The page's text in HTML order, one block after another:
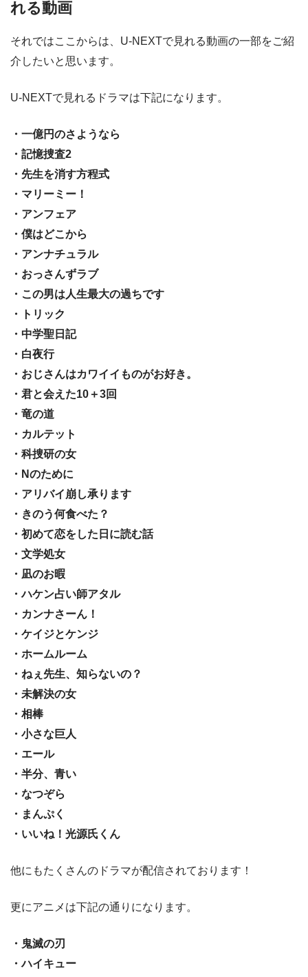
れる動画
それではここからは、U-NEXTで見れる動画の一部をご紹
介したいと思います。
U-NEXTで見れるドラマは下記になります。
・一億円のさようなら
・記憶捜査2
・先生を消す方程式
・マリーミー！
・アンフェア
・僕はどこから
・アンナチュラル
・おっさんずラブ
・この男は人生最大の過ちです
・トリック
・中学聖日記
・白夜行
・おじさんはカワイイものがお好き。
・君と会えた10＋3回
・竜の道
・カルテット
・科捜研の女
・Nのために
・アリバイ崩し承ります
・きのう何食べた？
・初めて恋をした日に読む話
・文学処女
・凪のお暇
・ハケン占い師アタル
・カンナさーん！
・ケイジとケンジ
・ホームルーム
・ねぇ先生、知らないの？
・未解決の女
・相棒
・小さな巨人
・エール
・半分、青い
・なつぞら
・まんぷく
・いいね！光源氏くん
他にもたくさんのドラマが配信されております！
更にアニメは下記の通りになります。
・鬼滅の刃
・ハイキュー